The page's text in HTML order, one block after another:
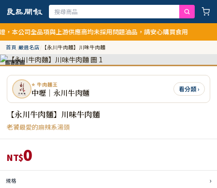
公司全品項與上游供應商均未採用問題油品，請安心購買食用
首頁/嚴選名店/ 【永川牛肉麵】川味牛肉麵
1 / 1
⭐ 牛肉麵王
中壢｜永川牛肉麵 看分類 ›
【永川牛肉麵】川味牛肉麵
老饕最愛的麻辣系湯頭
NT$0
規格 ›